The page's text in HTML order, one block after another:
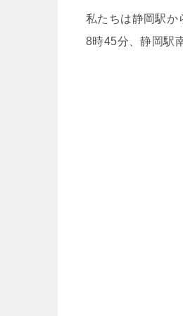
私たちは静岡駅か
8時45分、静岡駅